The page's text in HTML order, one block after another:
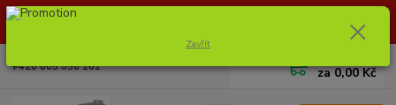
Dostupnost zboží si ověřte na info@zbraneostrava.cz nebo tel.
+420 605 056 161 za0,00 Kč
Zavřít